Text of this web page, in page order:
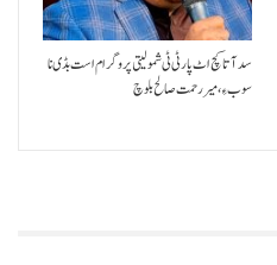
سد آتا کچ اٹ پارٹی ٹی شمولیتی پروگرام است بڈی نا
سوب ءِ،میر رحمت صالح بلوچ